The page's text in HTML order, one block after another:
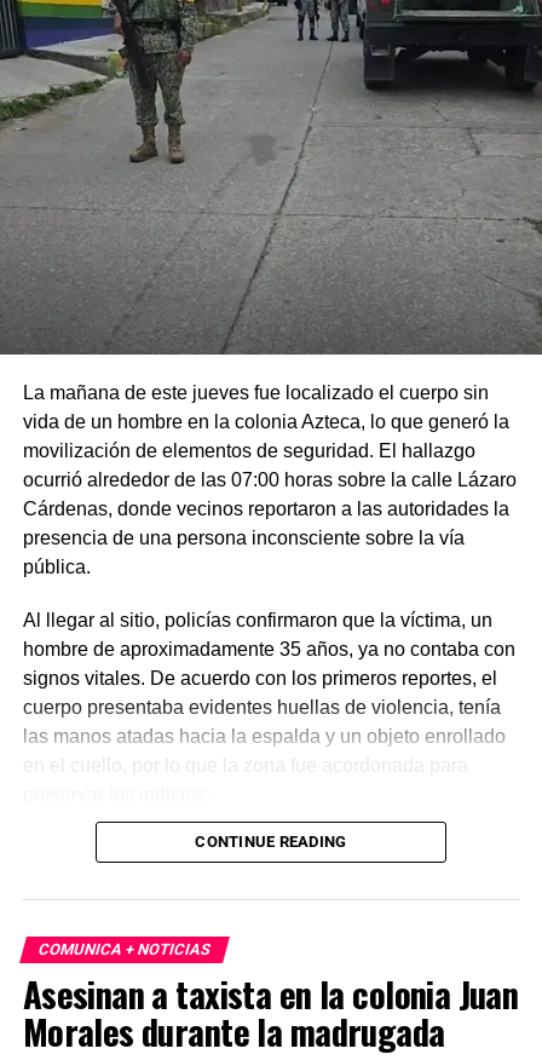
La mañana de este jueves fue localizado el cuerpo sin
vida de un hombre en la colonia Azteca, lo que generó la
movilización de elementos de seguridad. El hallazgo
ocurrió alrededor de las 07:00 horas sobre la calle Lázaro
Cárdenas, donde vecinos reportaron a las autoridades la
presencia de una persona inconsciente sobre la vía
pública.
Al llegar al sitio, policías confirmaron que la víctima, un
hombre de aproximadamente 35 años, ya no contaba con
signos vitales. De acuerdo con los primeros reportes, el
cuerpo presentaba evidentes huellas de violencia, tenía
las manos atadas hacia la espalda y un objeto enrollado
en el cuello, por lo que la zona fue acordonada para
Las primeras investigaciones apuntan a que el hombre
madrugada. Personal de la Fiscalía y del Servicio Médico
Forense realizó el levantamiento del cuerpo e inició la
carpeta de investigación correspondiente para esclarecer
este homicidio.
CONTINUE READING
COMUNICA + NOTICIAS
Asesinan a taxista en la colonia Juan
Morales durante la madrugada